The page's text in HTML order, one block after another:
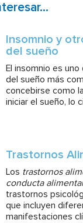
Insomnio y
del sueño
El insomnio es
del sueño más
concebirse como
iniciar el sueño, lo
Trastornos
Los trastornos
conducta
trastornos
que incluyen
manifestaciones